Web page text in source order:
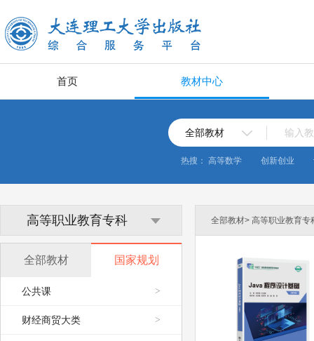
首页 教材中心
全部教材 输入
热搜： 高等数学 创新创业
高等职业教育专科
全部教材 国家规划
公共课 >
财经商贸大类 >
全部教材> 高等职业教育